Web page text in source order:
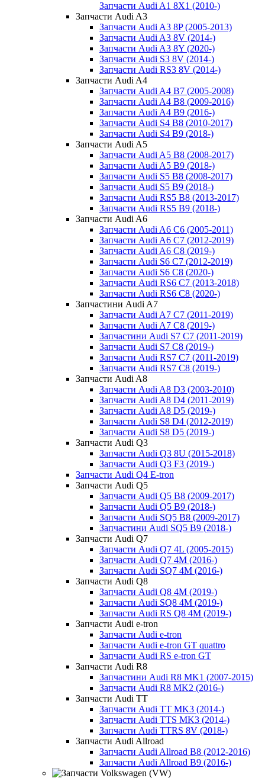
Запчасти Audi A1 8X1 (2010-)
Запчасти Audi A3
Запчасти Audi A3 8P (2005-2013)
Запчасти Audi A3 8V (2014-)
Запчасти Audi A3 8Y (2020-)
Запчасти Audi S3 8V (2014-)
Запчасти Audi RS3 8V (2014-)
Запчасти Audi A4
Запчасти Audi A4 B7 (2005-2008)
Запчасти Audi A4 B8 (2009-2016)
Запчасти Audi A4 B9 (2016-)
Запчасти Audi S4 B8 (2010-2017)
Запчасти Audi S4 B9 (2018-)
Запчасти Audi A5
Запчасти Audi A5 B8 (2008-2017)
Запчасти Audi A5 B9 (2018-)
Запчасти Audi S5 B8 (2008-2017)
Запчасти Audi S5 B9 (2018-)
Запчасти Audi RS5 B8 (2013-2017)
Запчасти Audi RS5 B9 (2018-)
Запчасти Audi A6
Запчасти Audi A6 C6 (2005-2011)
Запчасти Audi A6 C7 (2012-2019)
Запчасти Audi A6 C8 (2019-)
Запчасти Audi S6 C7 (2012-2019)
Запчасти Audi S6 C8 (2020-)
Запчасти Audi RS6 С7 (2013-2018)
Запчасти Audi RS6 C8 (2020-)
Запчастини Audi A7
Запчасти Audi A7 C7 (2011-2019)
Запчасти Audi A7 C8 (2019-)
Запчастини Audi S7 C7 (2011-2019)
Запчасти Audi S7 C8 (2019-)
Запчасти Audi RS7 C7 (2011-2019)
Запчасти Audi RS7 C8 (2019-)
Запчасти Audi A8
Запчасти Audi A8 D3 (2003-2010)
Запчасти Audi A8 D4 (2011-2019)
Запчасти Audi A8 D5 (2019-)
Запчасти Audi S8 D4 (2012-2019)
Запчасти Audi S8 D5 (2019-)
Запчасти Audi Q3
Запчасти Audi Q3 8U (2015-2018)
Запчасти Audi Q3 F3 (2019-)
Запчасти Audi Q4 E-tron
Запчасти Audi Q5
Запчасти Audi Q5 B8 (2009-2017)
Запчасти Audi Q5 B9 (2018-)
Запчасти Audi SQ5 B8 (2009-2017)
Запчастини Audi SQ5 B9 (2018-)
Запчасти Audi Q7
Запчасти Audi Q7 4L (2005-2015)
Запчасти Audi Q7 4M (2016-)
Запчасти Audi SQ7 4M (2016-)
Запчасти Audi Q8
Запчасти Audi Q8 4M (2019-)
Запчасти Audi SQ8 4M (2019-)
Запчасти Audi RS Q8 4M (2019-)
Запчасти Audi e-tron
Запчасти Audi e-tron
Запчасти Audi e-tron GT quattro
Запчасти Audi RS e-tron GT
Запчасти Audi R8
Запчастини Audi R8 MK1 (2007-2015)
Запчасти Audi R8 MK2 (2016-)
Запчасти Audi TT
Запчасти Audi TT MK3 (2014-)
Запчасти Audi TTS MK3 (2014-)
Запчасти Audi TTRS 8V (2018-)
Запчасти Audi Allroad
Запчасти Audi Allroad B8 (2012-2016)
Запчасти Audi Allroad B9 (2016-)